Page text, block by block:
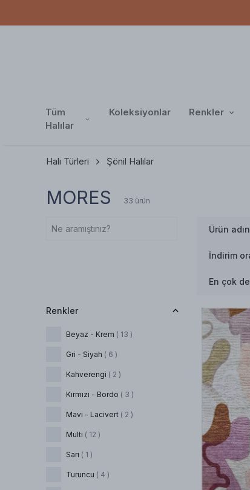
Tüm
Halılar
Koleksiyonlar Renkler
Halı Türleri Şönil Halılar
MORES 33 ürün
Ürün
İndirim
En çok
Renkler
Beyaz - Krem ( 13 )
Gri - Siyah ( 6 )
Kahverengi ( 2 )
Kırmızı - Bordo ( 3 )
Mavi - Lacivert ( 2 )
Multi ( 12 )
Sarı ( 1 )
Turuncu ( 4 )